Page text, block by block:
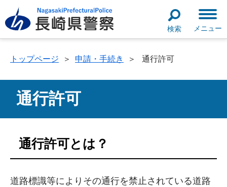
検索 メニュー
トップページ ＞ 申請・手続き ＞ 通行許可
通行許可
通行許可とは？
道路標識等によりその通行を禁止されている道路